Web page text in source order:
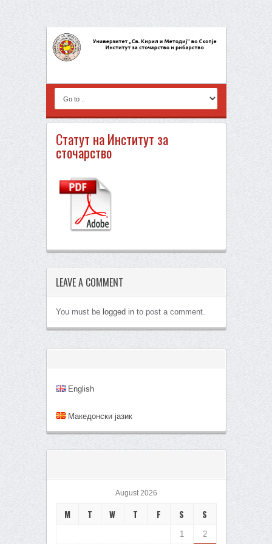
Статут на Институт за
сточарство
LEAVE A COMMENT
You must be logged into post a comment.
English
Mакедонски јазик
August 2026
M T W T F S S
1 2